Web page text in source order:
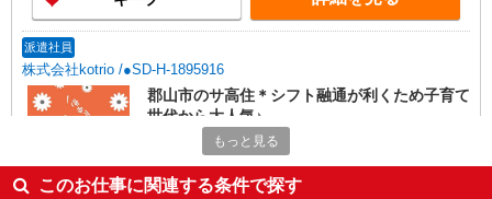
派遣社員
株式会社kotrio /●SD-H-1895916
郡山市のサ高住＊シフト融通が利くため子育て
世代から大人気♪
時給2000円〜2500円 ＜日払い有/週払い有/交
通費全支給(ガソリン代含む)＞
郡山市内｜郡山駅
もっと見る
このお仕事に関連する条件で探す